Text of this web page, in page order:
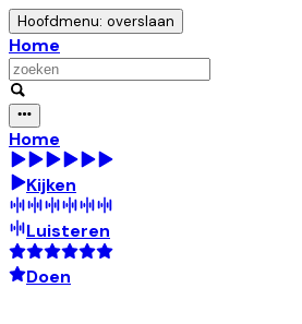
Hoofdmenu: overslaan
Home
Home
Kijken
Luisteren
Doen